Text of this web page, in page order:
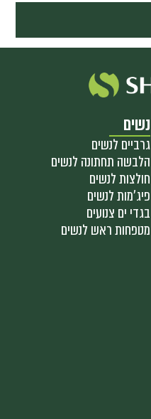
נשים
גרביים לנשים
הלבשה תחתונה לנשים
חולצות לנשים
פיג'מות לנשים
בגדי ים צנועים
מטפחות ראש לנשים